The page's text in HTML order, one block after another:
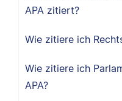
APA zitiert?
Wie zitiere ich
Wie zitiere ich
APA?